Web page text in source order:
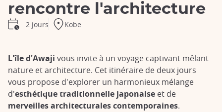
rencontre l'architecture
2 jours Kobe
L'île d'Awaji vous invite à un voyage captivant mêlant
nature et architecture. Cet itinéraire de deux jours
vous propose d'explorer un harmonieux mélange
d'esthétique traditionnelle japonaise et de
merveilles architecturales contemporaines.